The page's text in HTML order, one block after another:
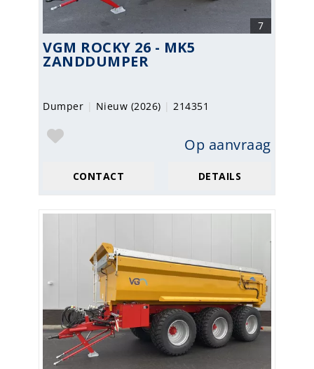
7
VGM ROCKY 26 - MK5
ZANDDUMPER
Dumper | Nieuw (2026) |214351
Op aanvraag
DETAILS
CONTACT